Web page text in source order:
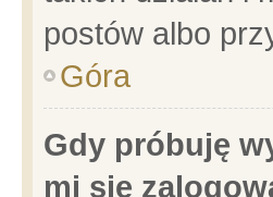
postów albo
Góra
Gdy próbuję
mi się